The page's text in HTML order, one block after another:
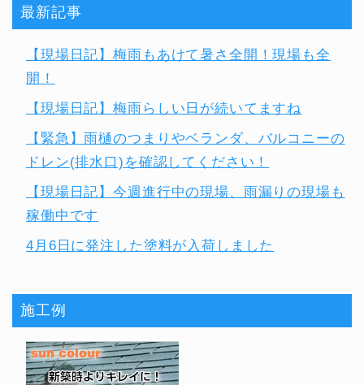
最新記事
【現場日記】梅雨もあけて暑さ全開！現場も全
開！
【現場日記】梅雨らしい日が続いてますね
【緊急】雨樋のつまりやベランダ、バルコニーの
ドレン(排水口)を確認してください！
【現場日記】今週進行中の現場、雨漏りの現場も
稼働中です
4月6日に発注した塗料が入荷しました
施工例